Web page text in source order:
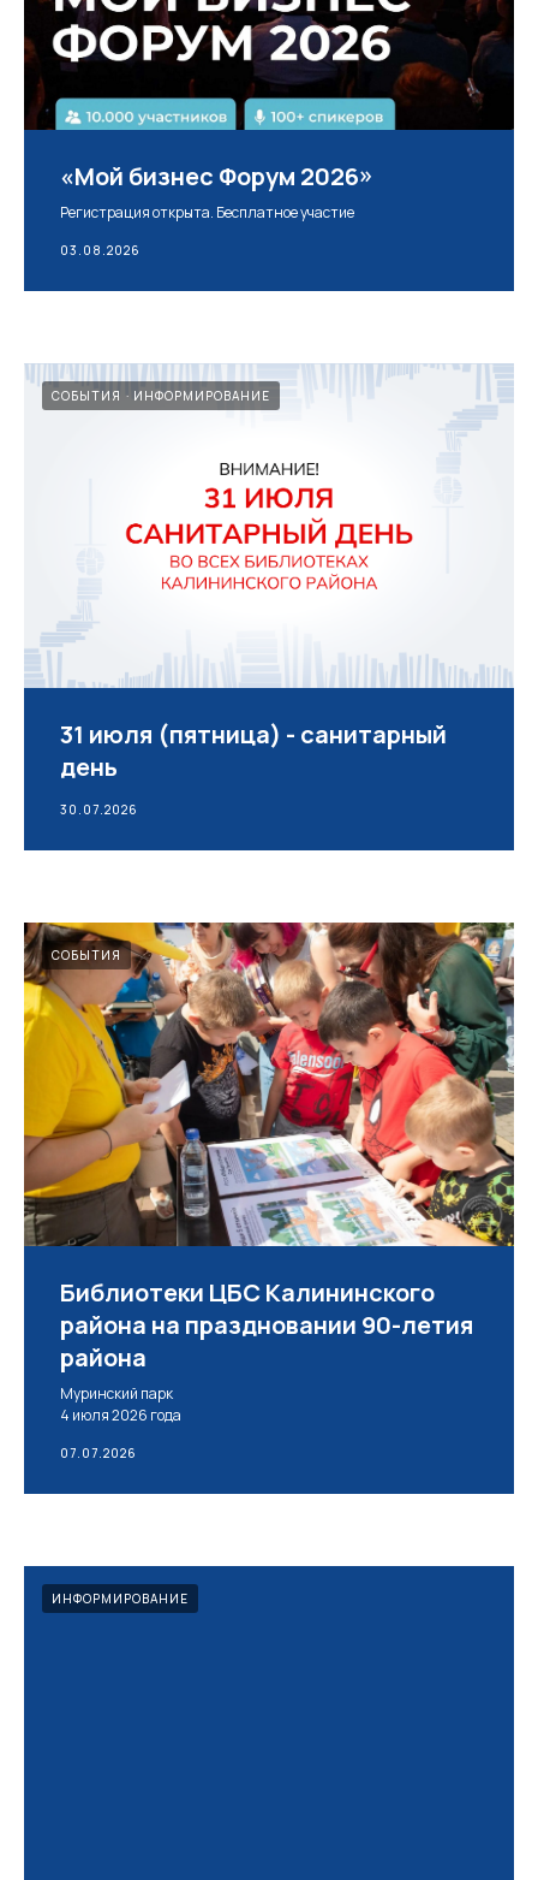
«Мой бизнес Форум 2026»
Регистрация открыта. Бесплатное участие
03.08.2026
СОБЫТИЯ ИНФОРМИРОВАНИЕ
31 июля (пятница) - санитарный
день
30.07.2026
СОБЫТИЯ
Библиотеки ЦБС Калининского
района на праздновании 90-летия
района
Муринский парк
4 июля 2026 года
07.07.2026
ИНФОРМИРОВАНИЕ